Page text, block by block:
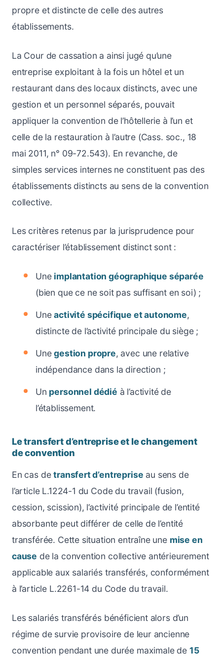
propre et distincte de celle des autres
établissements.
La Cour de cassation a ainsi jugé qu’une
entreprise exploitant à la fois un hôtel et un
restaurant dans des locaux distincts, avec une
gestion et un personnel séparés, pouvait
appliquer la convention de l’hôtellerie à l’un et
celle de la restauration à l’autre (Cass. soc., 18
mai 2011, n° 09-72.543). En revanche, de
simples services internes ne constituent pas des
établissements distincts au sens de la convention
collective.
Les critères retenus par la jurisprudence pour
caractériser l’établissement distinct sont :
Une implantation géographique séparée
(bien que ce ne soit pas suffisant en soi) ;
Uneactivité spécifique et autonome,
distincte de l’activité principale du siège ;
Unegestion propre, avec une relative
indépendance dans la direction ;
Un personnel dédié à l’activité de
l’établissement.
Le transfert d’entreprise et le changement
de convention
En cas detransfert d’entreprise au sens de
l’article L.1224-1 du Code du travail (fusion,
cession, scission), l’activité principale de l’entité
absorbante peut différer de celle de l’entité
transférée. Cette situation entraîne une mise en
cause de la convention collective antérieurement
applicable aux salariés transférés, conformément
à l’article L.2261-14 du Code du travail.
Les salariés transférés bénéficient alors d’un
régime de survie provisoire de leur ancienne
convention pendant une durée maximale de 15